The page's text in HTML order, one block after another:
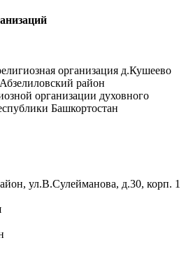
организация д.Кушеево
район
организации духовного
Башкортостан
ул.В.Сулейманова, д.30, корп. 1